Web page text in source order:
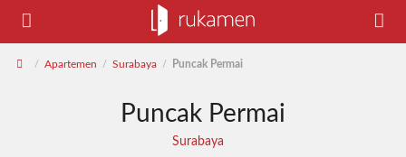
/ Apartemen / Surabaya / Puncak Permai
Puncak Permai
Surabaya